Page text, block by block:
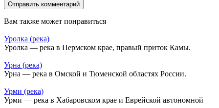
Вам также может понравиться
Уролка (река)
Уролка — река в Пермском крае, правый приток Камы.
Урна (река)
Урна — река в Омской и Тюменской областях России.
Урми (река)
Урми — река в Хабаровском крае и Еврейской автономной